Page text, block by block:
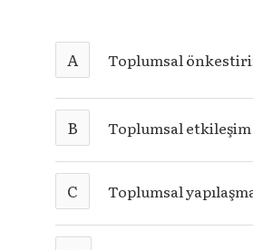
A Toplumsal
B Toplumsal etkileşim
C Toplumsal